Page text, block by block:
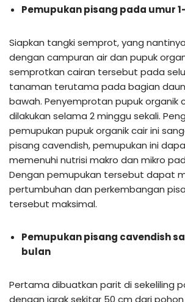
Pemupukan pisang pada umur
Siapkan tangki semprot, yang
dengan campuran air dan pupuk
semprotkan cairan tersebut pada
tanaman terutama pada bagian
bawah. Penyemprotan pupuk organik
dilakukan selama 2 minggu sekali.
pemupukan pupuk organik cair ini
pisang cavendish, pemupukan ini
memenuhi nutrisi makro dan mikro
Dengan pemupukan tersebut dapat
pertumbuhan dan perkembangan
tersebut maksimal.
Pemupukan pisang cavendish
bulan
Pertama dibuatkan parit di sekeliling
dengan jarak sekitar 50 cm dari